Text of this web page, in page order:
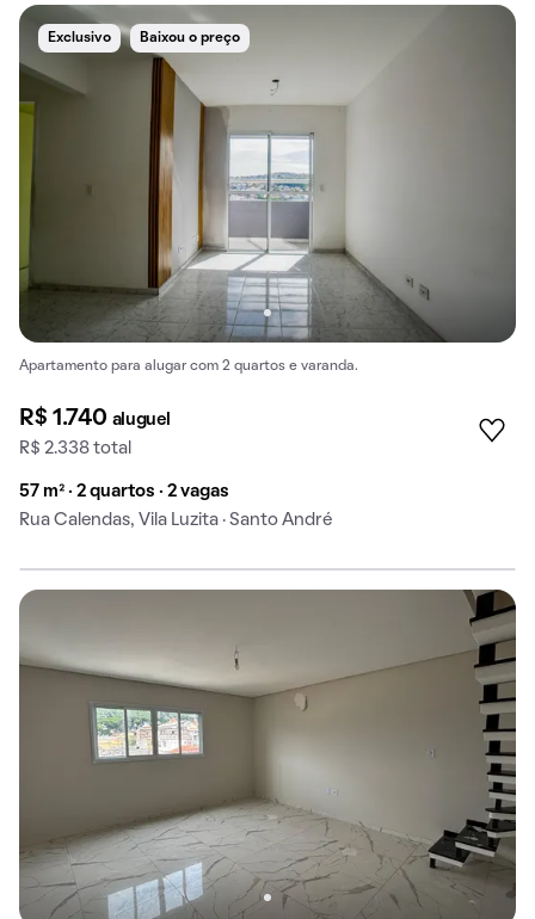
Exclusivo Baixou o preço
Apartamento para alugar com 2 quartos e varanda.
R$ 1.740 aluguel
R$ 2.338 total
57 m² · 2 quartos · 2 vagas
Rua Calendas, Vila Luzita · Santo André